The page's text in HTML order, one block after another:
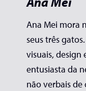
Ana Mei mora
seus três
visuais, design
entusiasta da
não verbais